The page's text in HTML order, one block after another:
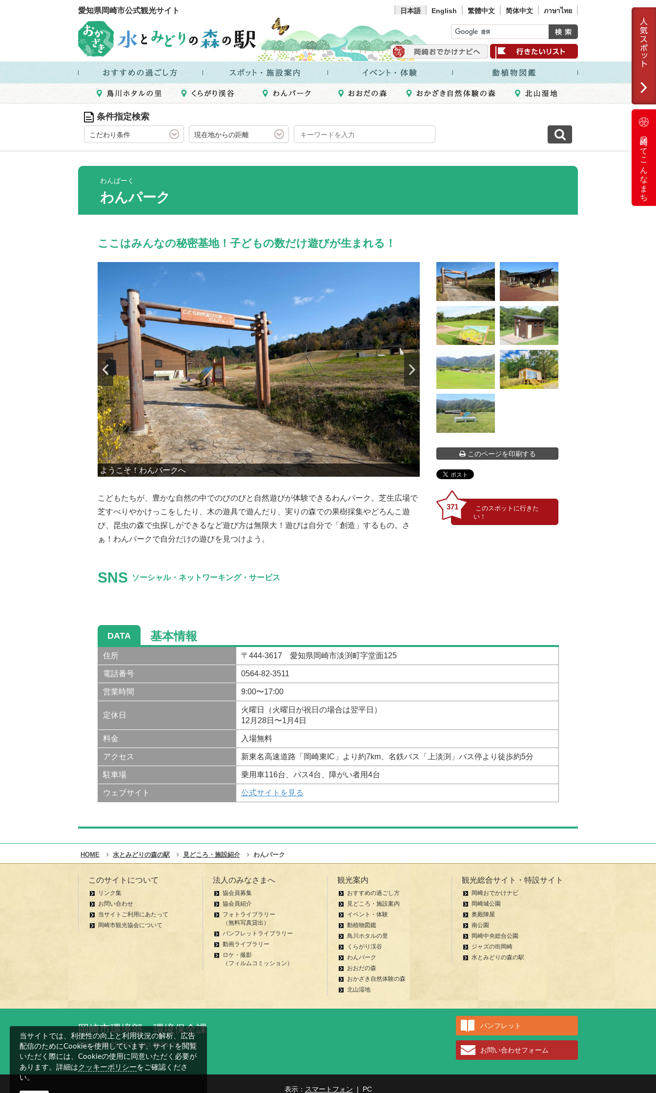
愛知県岡崎市公式観光サイト 日本語 English 繁體中文 简体中文 ภาษาไทย
岡崎ってこんなまち
条件指定検索
こだわり条件 現在地からの距離
わんぱーく
わんパーク
ここはみんなの秘密基地！子どもの数だけ遊びが生まれる！
管理棟はその名も「わんぱくハウス」 広～い芝生広場！何して遊ぼうかな？
こどもたちが、豊かな自然の中でのびのびと自然遊びが体験できるわんパーク。芝生広場で
芝すべりやかけっこをしたり、木の遊具で遊んだり、実りの森での果樹採集やどろんこ遊
び、昆虫の森で虫探しができるなど遊び方は無限大！遊びは自分で「創造」するもの。さ
ぁ！わんパークで自分だけの遊びを見つけよう。
このページを印刷する
371
SNS ソーシャル・ネットワーキング・サービス
DATA 基本情報
住所 〒444-3617 愛知県岡崎市淡渕町字堂面125
電話番号 0564-82-3511
営業時間 9:00〜17:00
定休日
火曜日（火曜日が祝日の場合は翌平日）
12月28日〜1月4日
料金 入場無料
アクセス 新東名高速道路「岡崎東IC」より約7km、名鉄バス「上淡渕」バス停より徒歩約5分
駐車場 乗用車116台、バス4台、障がい者用4台
ウェブサイト 公式サイトを見る
HOME 水とみどりの森の駅 見どころ・施設紹介 わんパーク
このサイトについて
リンク集
お問い合わせ
当サイトご利用にあたって
岡崎市観光協会について
法人のみなさまへ
協会員募集
協会員紹介
フォトライブラリー
（無料写真貸出）
パンフレットライブラリー
動画ライブラリー
ロケ・撮影
（フィルムコミッション）
観光案内
おすすめの過ごし方
見どころ・施設案内
イベント・体験
動植物図鑑
鳥川ホタルの里
くらがり渓谷
わんパーク
おおだの森
おかざき自然体験の森
北山湿地
観光総合サイト・特設サイト
岡崎おでかけナビ
岡崎城公園
奥殿陣屋
南公園
岡崎中央総合公園
ジャズの街岡崎
水とみどりの森の駅
岡崎市環境部 環境保全課
TEL:0564-23-6671 FAX:0564-23-6536
パンフレット
お問い合わせフォーム
表示： スマートフォン | PC
当サイトでは、利便性の向上と利用状況の解析、広告
配信のためにCookieを使用しています。サイトを閲覧
いただく際には、Cookieの使用に同意いただく必要が
あります。詳細は クッキーポリシー をご確認くださ
い。